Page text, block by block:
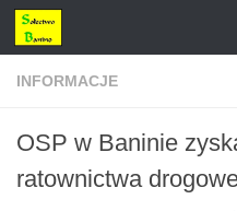
Przejdź do treści
INFORMACJE
OSP w Baninie
ratownictwa